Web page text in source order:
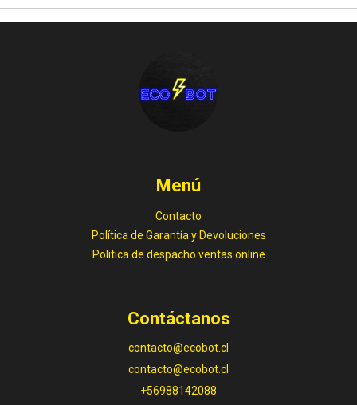
Menú
Contacto
Política de Garantía y Devoluciones
Politica de despacho ventas online
Contáctanos
contacto@ecobot.cl
contacto@ecobot.cl
+56988142088